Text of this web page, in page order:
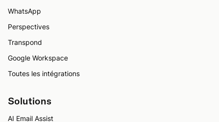
WhatsApp
Perspectives
Transpond
Google Workspace
Toutes les intégrations
Solutions
AI Email Assist